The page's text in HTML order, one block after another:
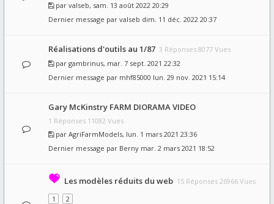
par valseb, sam. 13 août 2022 20:29
Dernier message par valseb dim. 11 déc. 2022 20:37
Réalisations d'outils au 1/87 3 Réponses 8077 Vues
par gambrinus, mar. 7 sept. 2021 22:32
Dernier message par mhf85000 lun. 29 nov. 2021 15:14
Gary McKinstry FARM DIORAMA VIDEO
1 Réponses 11082 Vues
par AgriFarmModels, lun. 1 mars 2021 23:36
Dernier message par Berny mar. 2 mars 2021 18:52
Les modèles réduits du web 15 Réponses 26966 Vues
1
2